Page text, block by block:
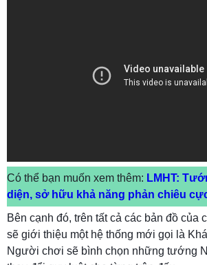
Có thể bạn muốn xem thêm: LMHT:
diện, sở hữu khả năng phản chiêu
Bên cạnh đó, trên tất cả các bản đồ của
sẽ giới thiệu một hệ thống mới gọi là
Người chơi sẽ bình chọn những tướng